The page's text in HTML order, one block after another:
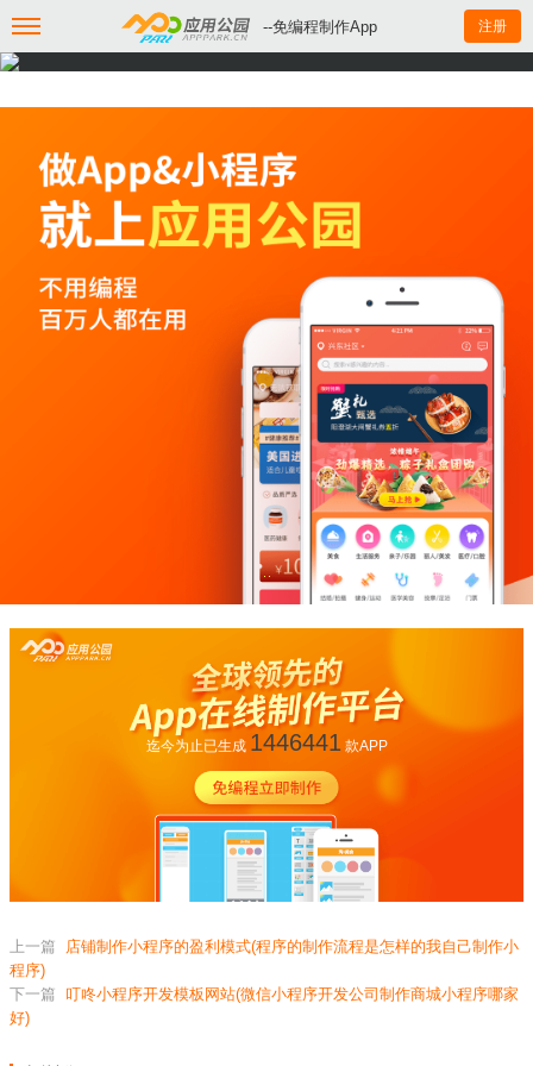
--免编程制作App 注册
迄今为止已生成 1446441款APP
上一篇
店铺制作小程序的盈利模式(程序的制作流程是怎样的我自己制作小
程序)
下一篇
叮咚小程序开发模板网站(微信小程序开发公司制作商城小程序哪家
好)